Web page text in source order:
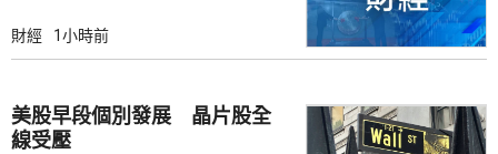
財經 1小時前
美股早段個別發展 晶片股全
線受壓